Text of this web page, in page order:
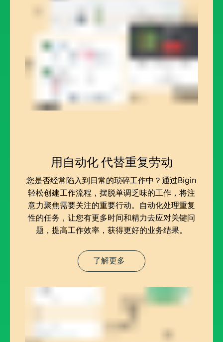
用自动化代替重复劳动
您是否经常陷入到日常的琐碎工作中？通过Bigin
轻松创建工作流程，摆脱单调乏味的工作，将注
意力聚焦需要关注的重要行动。自动化处理重复
性的任务，让您有更多时间和精力去应对关键问
题，提高工作效率，获得更好的业务结果。
了解更多